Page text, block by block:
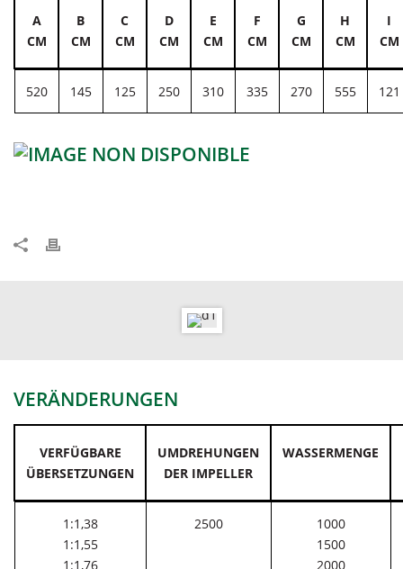
A
CM
B
CM
C
CM
D
CM
E
CM
F
CM
G
CM
H
CM
I
CM
520 145 125 250 310 335 270 555 121
VERÄNDERUNGEN
VERFÜGBARE
ÜBERSETZUNGEN
UMDREHUNGEN
DER IMPELLER
WASSERMENGE
1:1,38
1:1,55
1:1,76
2500
1000
1500
2000